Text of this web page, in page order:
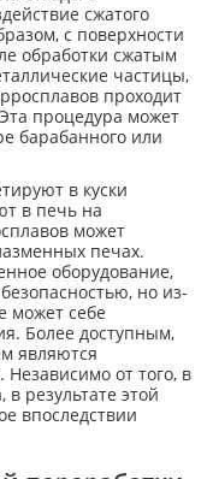
сжатого
с поверхности
обработки сжатым
частицы,
проходит
процедура может
барабанного или
в куски
в печь на
может
печах.
оборудование,
но из-
может себе
Более доступным,
являются
от того, в
результате этой
впоследствии